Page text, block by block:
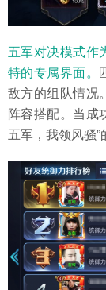
五军对决模式作
特的专属界面。
敌方的组队情况
阵容搭配。当成
五军，我领风骚”